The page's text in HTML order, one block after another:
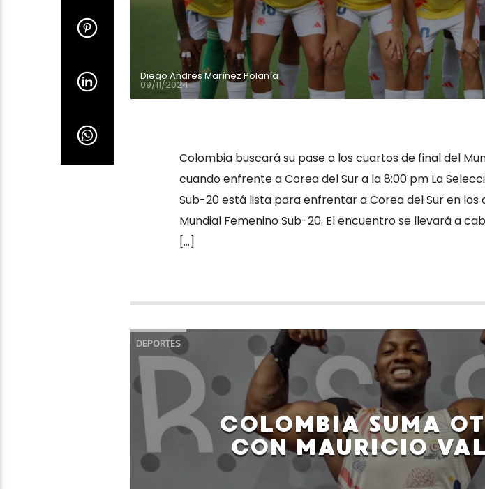
Diego Andrés Marínez Polanía
09/11/2024
Colombia buscará su pase a los cuartos de final del
cuando enfrente a Corea del Sur a la 8:00 pm La
Sub-20 está lista para enfrentar a Corea del Sur en los
Mundial Femenino Sub-20. El encuentro se llevará a
[…]
DEPORTES
COLOMBIA SUMA
CON MAURICIO